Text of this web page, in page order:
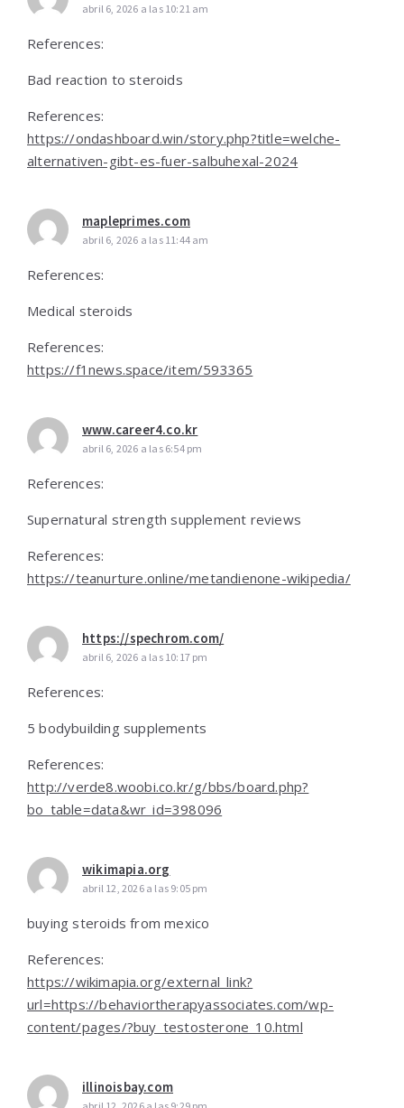
abril 6, 2026 a las 10:21 am
References:
Bad reaction to steroids
References:
https://ondashboard.win/story.php?title=welche-
alternativen-gibt-es-fuer-salbuhexal-2024
mapleprimes.com
abril 6, 2026 a las 11:44 am
References:
Medical steroids
References:
https://f1news.space/item/593365
www.career4.co.kr
abril 6, 2026 a las 6:54 pm
References:
Supernatural strength supplement reviews
References:
https://teanurture.online/metandienone-wikipedia/
https://spechrom.com/
abril 6, 2026 a las 10:17 pm
References:
5 bodybuilding supplements
References:
http://verde8.woobi.co.kr/g/bbs/board.php?
bo_table=data&wr_id=398096
wikimapia.org
abril 12, 2026 a las 9:05 pm
buying steroids from mexico
References:
https://wikimapia.org/external_link?
url=https://behaviortherapyassociates.com/wp-
content/pages/?buy_testosterone_10.html
illinoisbay.com